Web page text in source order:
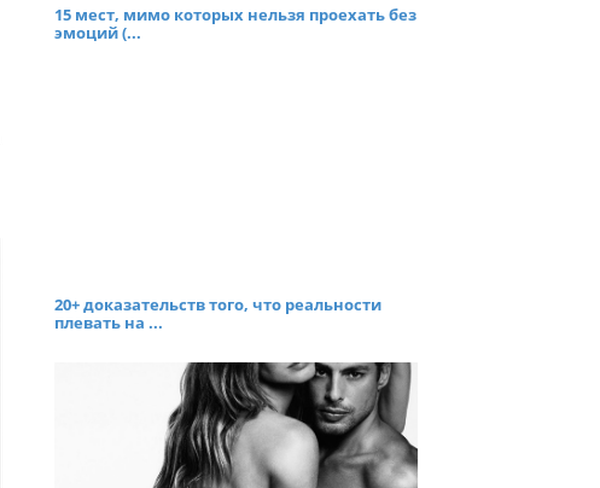
15 мест, мимо которых нельзя проехать без
эмоций (...
20+ доказательств того, что реальности
плевать на ...